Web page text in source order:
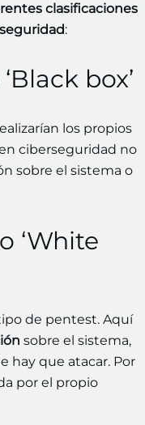
clasificaciones
:
box’
los propios
ciberseguridad no
sobre el sistema o
‘White
de pentest. Aquí
sobre el sistema,
hay que atacar. Por
por el propio